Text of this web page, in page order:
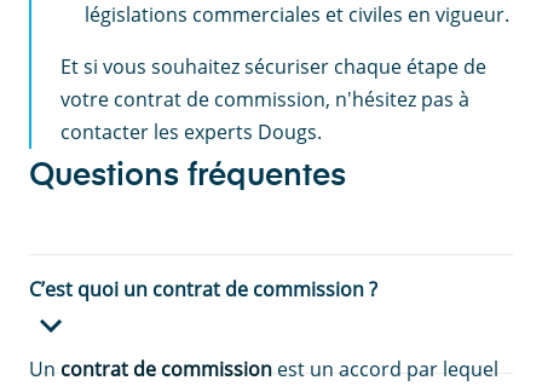
législations commerciales et civiles en vigueur.
Et si vous souhaitez sécuriser chaque étape de
votre contrat de commission, n'hésitez pas à
contacter les experts Dougs.
Questions fréquentes
C’est quoi un contrat de commission ?
Un contrat de commission est un accord par lequel